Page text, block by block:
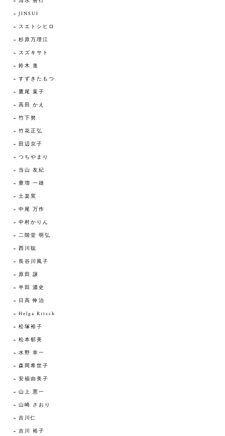
JINSUI
スエトシヒロ
杉原万理江
スズキサト
鈴木 進
すずきたもつ
鷹尾 葉子
高田 かえ
竹下努
竹花正弘
田辺京子
つちやまり
当山 友紀
豊増 一雄
土楽窯
中尾 万作
中村かりん
二階堂 明弘
西川聡
長谷川風子
原田 譲
半田 濃史
日高 伸治
Helga Ritsch
松塚裕子
松本郁美
水野 幸一
森岡希世子
安福由美子
山上 憲一
山崎 さおり
吉川仁
吉川 裕子